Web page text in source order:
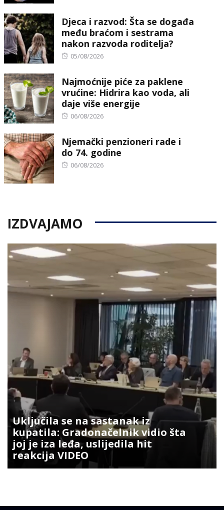
Djeca i razvod: Šta se događa
među braćom i sestrama
nakon razvoda roditelja?
Posted
05/08/2026
Najmoćnije piće za paklene
vrućine: Hidrira kao voda, ali
daje više energije
Posted
06/08/2026
Njemački penzioneri rade i
do 74. godine
Posted
06/08/2026
IZDVAJAMO
Uključila se na sastanak iz
kupatila: Gradonačelnik vidio šta
joj je iza leđa, uslijedila hit
reakcija VIDEO